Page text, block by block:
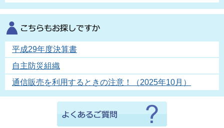
平成29年度決算書
自主防災組織
通信販売を利用するときの注意！（2025年10月）